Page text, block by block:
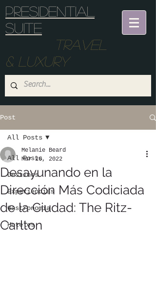
Presidential
suite
Travel
& Luxury
Post
All Posts
Destinos
Experiencias
Gastronomia
Hoteles
All Posts
Desayunando en la
Dirección Más Codiciada
de la Ciudad: The Ritz-
Carlton
Melanie Beard
Mar 26, 2022